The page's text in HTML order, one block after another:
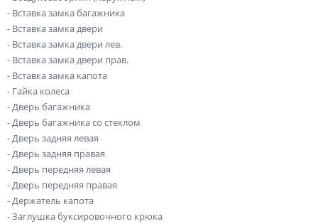
- Вставка замка багажника
- Вставка замка двери
- Вставка замка двери лев.
- Вставка замка двери прав.
- Вставка замка капота
- Гайка колеса
- Дверь багажника
- Дверь багажника со стеклом
- Дверь задняя левая
- Дверь задняя правая
- Дверь передняя левая
- Дверь передняя правая
- Держатель капота
- Заглушка буксировочного крюка